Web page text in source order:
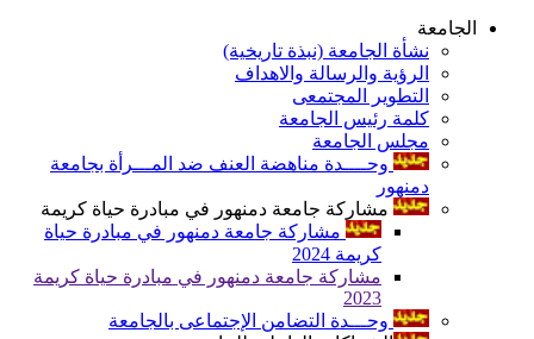
الجامعة
نشأة الجامعة (نبذة تاريخية)
الرؤية والرسالة والاهداف
التطوير المجتمعى
كلمة رئيس الجامعة
مجلس الجامعة
وحــــدة مناهضة العنف ضد المـــرأة بجامعة
دمنهور
مشاركة جامعة دمنهور في مبادرة حياة كريمة
مشاركة جامعة دمنهور في مبادرة حياة
كريمة 2024
مشاركة جامعة دمنهور في مبادرة حياة كريمة
2023
وحـــدة التضامن الإجتماعى بالجامعة